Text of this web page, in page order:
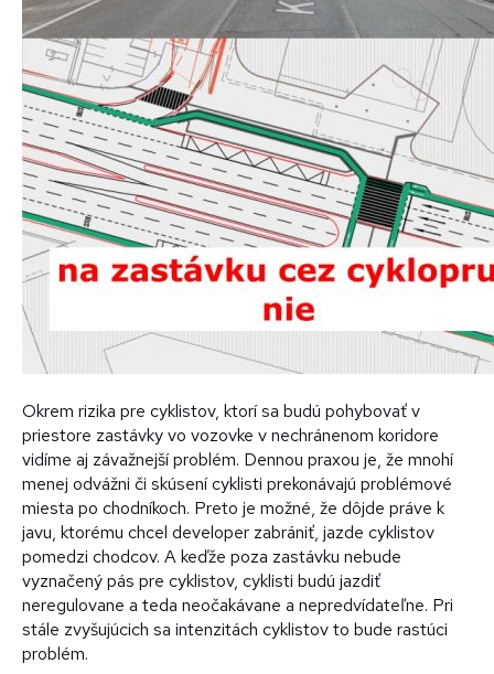
Okrem rizika pre cyklistov, ktorí sa budú pohybovať v
priestore zastávky vo vozovke v nechránenom koridore
vidíme aj závažnejší problém. Dennou praxou je, že mnohí
menej odvážni či skúsení cyklisti prekonávajú problémové
miesta po chodníkoch. Preto je možné, že dôjde práve k
javu, ktorému chcel developer zabrániť, jazde cyklistov
pomedzi chodcov. A keďže poza zastávku nebude
vyznačený pás pre cyklistov, cyklisti budú jazdiť
neregulovane a teda neočakávane a nepredvídateľne. Pri
stále zvyšujúcich sa intenzitách cyklistov to bude rastúci
problém.